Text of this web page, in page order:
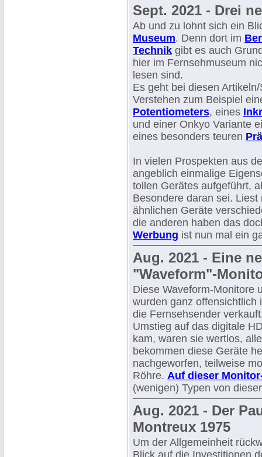
Sept. 2021 - Drei
Ab und zu lohnt sich ein
Museum. Denn dort im
Technik gibt es auch
hier im Fernsehmuseum
lesen sind.
Es geht bei diesen
Verstehen zum Beispiel
Potentiometers, eines
und einer Onkyo Variante
eines besonders teuren
In vielen Prospekten aus
angeblich einmalige
tollen Gerätes aufgeführt,
Besondere daran sei.
ähnlichen Geräte
die anderen haben das
Werbung ist nun mal ein
Aug. 2021 - Eine
"Waveform"-
Diese Waveform-Monitore
wurden ganz offensichtlich
die Fernsehsender
Umstieg auf das digitale
kam, waren sie wertlos,
bekommen diese Geräte
nachgeworfen, teilweise
Röhre. Auf dieser
(wenigen) Typen von
Aug. 2021 - Der
Montreux 1975
Um der Allgemeinheit
Blick auf die Investitionen